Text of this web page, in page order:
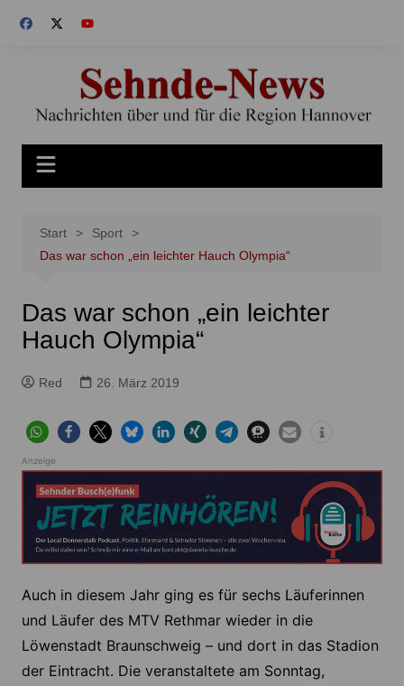
Inhalt
Start
Sport
Das war schon „ein leichter Hauch Olympia“
Das war schon „ein leichter
Hauch Olympia“
Red 26. März 2019
Anzeige
Auch in diesem Jahr ging es für sechs Läuferinnen
und Läufer des MTV Rethmar wieder in die
Löwenstadt Braunschweig – und dort in das Stadion
der Eintracht. Die veranstaltete am Sonntag,